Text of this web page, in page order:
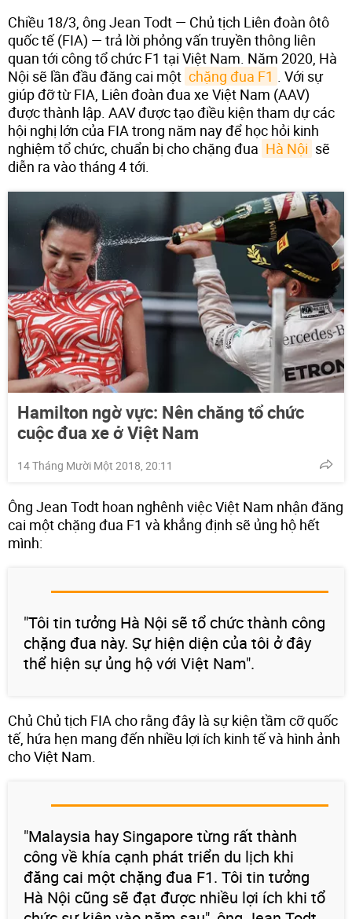
Chiều 18/3, ông Jean Todt — Chủ tịch Liên đoàn ôtô
quốc tế (FIA) — trả lời phỏng vấn truyền thông liên
quan tới công tổ chức F1 tại Việt Nam. Năm 2020, Hà
Nội sẽ lần đầu đăng cai một chặng đua F1 . Với sự
giúp đỡ từ FIA, Liên đoàn đua xe Việt Nam (AAV)
được thành lập. AAV được tạo điều kiện tham dự các
hội nghị lớn của FIA trong năm nay để học hỏi kinh
nghiệm tổ chức, chuẩn bị cho chặng đua Hà Nội sẽ
diễn ra vào tháng 4 tới.
Hamilton ngờ vực: Nên chăng tổ chức
cuộc đua xe ở Việt Nam
14 Tháng Mười Một 2018, 20:11
Ông Jean Todt hoan nghênh việc Việt Nam nhận đăng
cai một chặng đua F1 và khẳng định sẽ ủng hộ hết
mình:
"Tôi tin tưởng Hà Nội sẽ tổ chức thành công
chặng đua này. Sự hiện diện của tôi ở đây
thể hiện sự ủng hộ với Việt Nam".
Chủ Chủ tịch FIA cho rằng đây là sự kiện tầm cỡ quốc
tế, hứa hẹn mang đến nhiều lợi ích kinh tế và hình ảnh
cho Việt Nam.
"Malaysia hay Singapore từng rất thành
công về khía cạnh phát triển du lịch khi
đăng cai một chặng đua F1. Tôi tin tưởng
Hà Nội cũng sẽ đạt được nhiều lợi ích khi tổ